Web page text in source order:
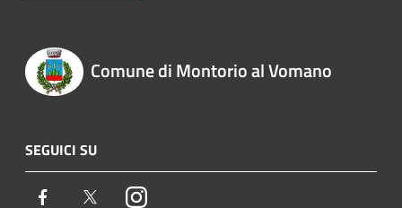
Comune di Montorio al Vomano
SEGUICI SU
Facebook TwitterInstagram